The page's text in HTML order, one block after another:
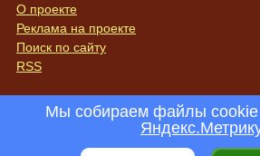
О проекте
Реклама на проекте
Поиск по сайту
RSS
Мы собираем файлы
Яндекс.Метрику